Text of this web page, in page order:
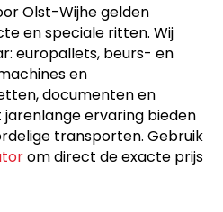
Olst-Wijhe gelden
en speciale ritten. Wij
europallets, beurs- en
en
documenten en
ervaring bieden
transporten. Gebruik
om direct de exacte prijs